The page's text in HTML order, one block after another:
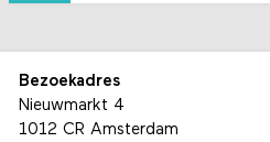
Bezoekadres
Nieuwmarkt 4
1012 CR Amsterdam